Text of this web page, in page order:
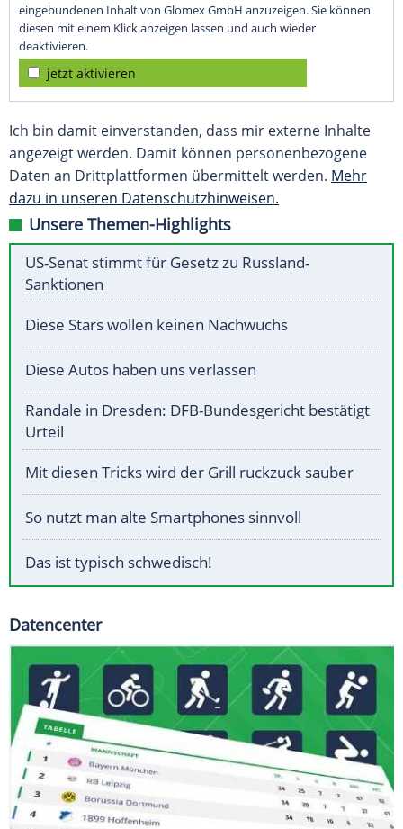
eingebundenen Inhalt von Glomex GmbH anzuzeigen. Sie können
diesen mit einem Klick anzeigen lassen und auch wieder
deaktivieren.
jetzt aktivieren
Ich bin damit einverstanden, dass mir externe Inhalte
angezeigt werden. Damit können personenbezogene
Daten an Drittplattformen übermittelt werden. Mehr
dazu in unseren Datenschutzhinweisen.
Unsere Themen-Highlights
US-Senat stimmt für Gesetz zu Russland-
Sanktionen
Diese Stars wollen keinen Nachwuchs
Diese Autos haben uns verlassen
Randale in Dresden: DFB-Bundesgericht bestätigt
Urteil
Mit diesen Tricks wird der Grill ruckzuck sauber
So nutzt man alte Smartphones sinnvoll
Das ist typisch schwedisch!
Datencenter